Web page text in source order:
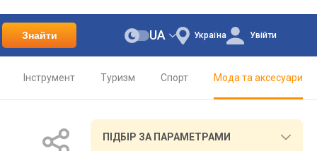
Знайти Україна
UA Увійти
Інструмент Туризм Спорт Мода та аксесуари
ПІДБІР ЗА ПАРАМЕТРАМИ